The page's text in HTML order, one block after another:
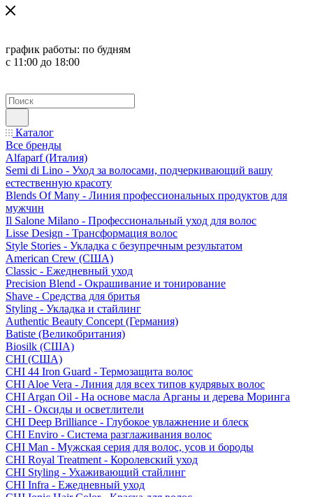
график работы: по будням
с 11:00 до 18:00
Каталог
Все бренды
Alfaparf (Италия)
Semi di Lino - Уход за волосами, подчеркивающий вашу
естественную красоту
Blends Of Many - Линия профессиональных продуктов для
мужчин
Il Salone Milano - Профессиональный уход для волос
Lisse Design - Трансформация волос
Style Stories - Укладка с безупречным результатом
American Crew (США)
Classic - Ежедневный уход
Precision Blend - Окрашивание и тонирование
Shave - Средства для бритья
Styling - Укладка и стайлинг
Authentic Beauty Concept (Германия)
Batiste (Великобритания)
Biosilk (США)
CHI (США)
CHI 44 Iron Guard - Термозащита волос
CHI Aloe Vera - Линия для всех типов кудрявых волос
CHI Argan Oil - На основе масла Арганы и дерева Моринга
CHI - Оксиды и осветлители
CHI Deep Brilliance - Глубокое увлажнение и блеск
CHI Enviro - Система разглаживания волос
CHI Man - Мужская серия для волос, усов и бороды
CHI Royal Treatment - Королевский уход
CHI Styling - Ухаживающий стайлинг
CHI Infra - Ежедневный уход